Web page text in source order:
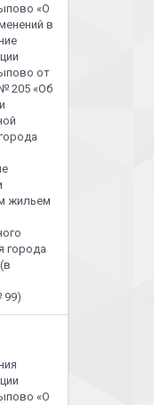
«О
в
от
205 «Об
жильем
города
99)
«О